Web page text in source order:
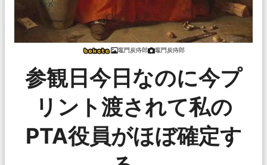
竈門炭痔郎 竈門炭痔郎
参観日今日なのに今プ
リント渡されて私の
PTA役員がほぼ確定す